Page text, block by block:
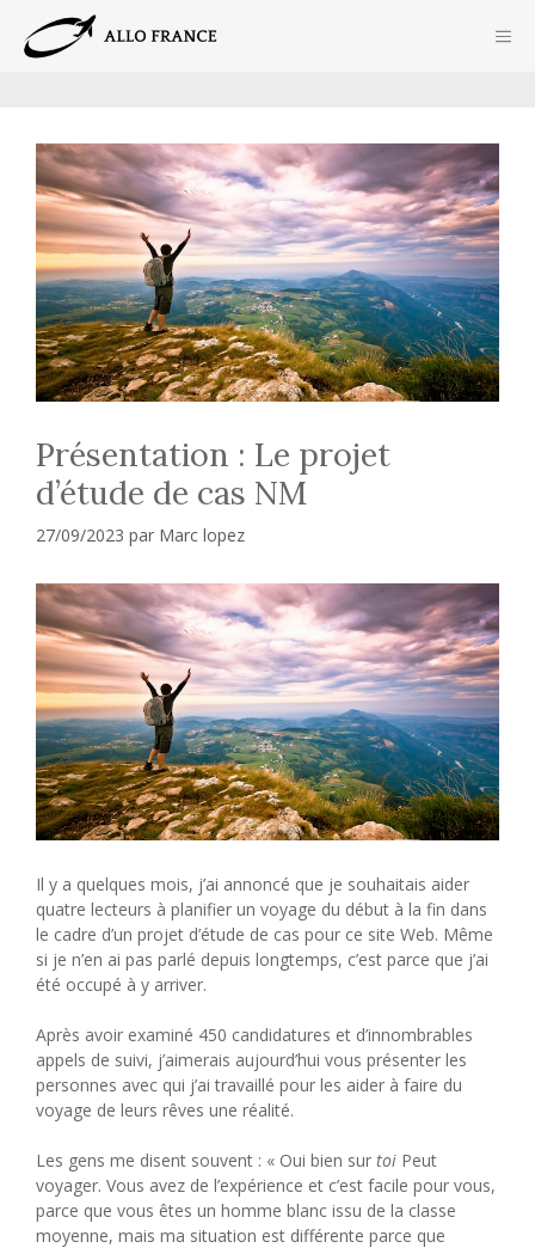
contenu
Présentation : Le projet
d’étude de cas NM
27/09/2023 par Marc lopez
Il y a quelques mois, j’ai annoncé que je souhaitais aider
quatre lecteurs à planifier un voyage du début à la fin dans
le cadre d’un projet d’étude de cas pour ce site Web. Même
si je n’en ai pas parlé depuis longtemps, c’est parce que j’ai
été occupé à y arriver.
Après avoir examiné 450 candidatures et d’innombrables
appels de suivi, j’aimerais aujourd’hui vous présenter les
personnes avec qui j’ai travaillé pour les aider à faire du
voyage de leurs rêves une réalité.
Les gens me disent souvent : « Oui bien sur toi Peut
voyager. Vous avez de l’expérience et c’est facile pour vous,
parce que vous êtes un homme blanc issu de la classe
moyenne, mais ma situation est différente parce que